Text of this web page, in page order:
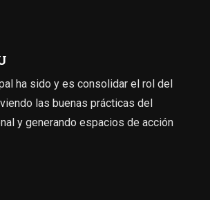
ha sido y es consolidar el rol del
las buenas prácticas del
y generando espacios de acción